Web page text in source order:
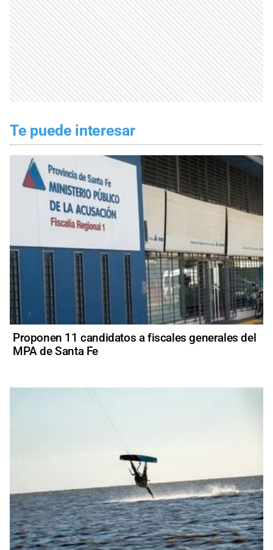
Te puede interesar
Proponen 11 candidatos a fiscales generales del
MPA de Santa Fe